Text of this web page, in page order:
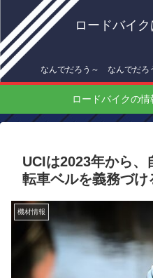
ロードバイ
なんでだろう～ なんでだろ
ロードバイクの
UCIは2023年から、
転車ベルを義務づけ
機材情報